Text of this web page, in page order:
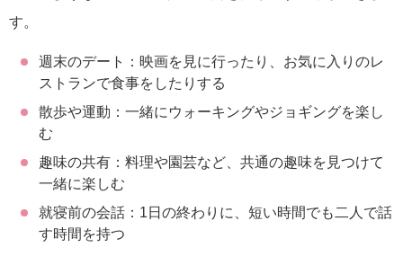
す。
週末のデート：映画を見に行ったり、お気に入りのレ
ストランで食事をしたりする
散歩や運動：一緒にウォーキングやジョギングを楽し
む
趣味の共有：料理や園芸など、共通の趣味を見つけて
一緒に楽しむ
就寝前の会話：1日の終わりに、短い時間でも二人で話
す時間を持つ